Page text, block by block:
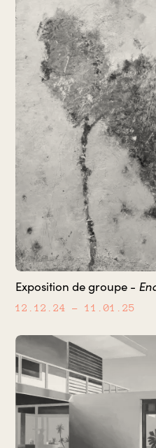
Exposition de groupe -
12.12.24 – 11.01.25